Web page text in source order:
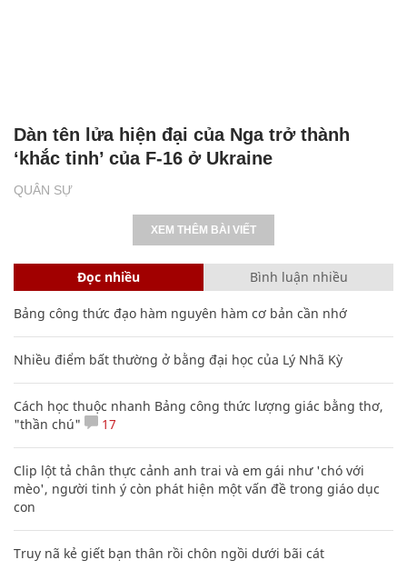
QUÂN SỰ
Dàn tên lửa hiện đại của Nga trở thành
‘khắc tinh’ của F-16 ở Ukraine
XEM THÊM BÀI VIẾT
Đọc nhiều Bình luận nhiều
Bảng công thức đạo hàm nguyên hàm cơ bản cần nhớ
Nhiều điểm bất thường ở bằng đại học của Lý Nhã Kỳ
Cách học thuộc nhanh Bảng công thức lượng giác bằng thơ,
"thần chú"
17
Clip lột tả chân thực cảnh anh trai và em gái như 'chó với
mèo', người tinh ý còn phát hiện một vấn đề trong giáo dục
con
Truy nã kẻ giết bạn thân rồi chôn ngồi dưới bãi cát